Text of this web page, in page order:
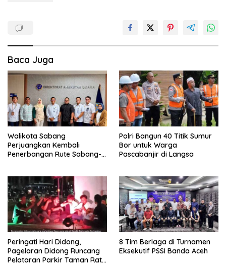
Baca Juga
Walikota Sabang
Perjuangkan Kembali
Penerbangan Rute Sabang-
Polri Bangun 40 Titik Sumur
Bor untuk Warga
Pascabanjir di Langsa
Peringati Hari Didong,
Pagelaran Didong Runcang
Pelataran Parkir Taman Ratu
8 Tim Berlaga di Turnamen
Eksekutif PSSI Banda Aceh